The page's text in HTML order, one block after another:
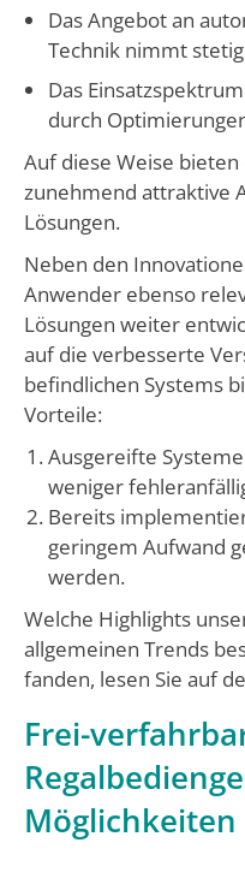
Das Angebot an
Technik nimmt
Das
durch
Auf diese Weise
zunehmend attraktive
Lösungen.
Neben den
Anwender ebenso
Lösungen weiter
auf die verbesserte
befindlichen Systems
Vorteile:
Ausgereifte
weniger
Bereits
geringem Aufwand
werden.
Welche Highlights
allgemeinen Trends
fanden, lesen Sie auf
Frei-
Möglichkeiten